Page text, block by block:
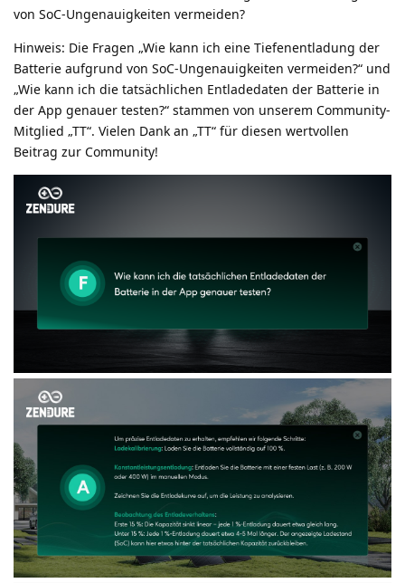
von SoC-Ungenauigkeiten vermeiden?
Hinweis: Die Fragen „Wie kann ich eine Tiefenentladung der
Batterie aufgrund von SoC-Ungenauigkeiten vermeiden?“ und
„Wie kann ich die tatsächlichen Entladedaten der Batterie in
der App genauer testen?“ stammen von unserem Community-
Mitglied „TT“. Vielen Dank an „TT“ für diesen wertvollen
Beitrag zur Community!